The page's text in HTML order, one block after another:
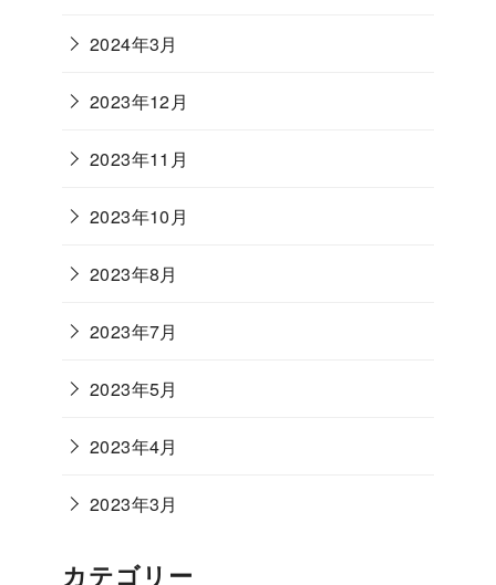
2024年3月
2023年12月
2023年11月
2023年10月
2023年8月
2023年7月
2023年5月
2023年4月
2023年3月
カテゴリー